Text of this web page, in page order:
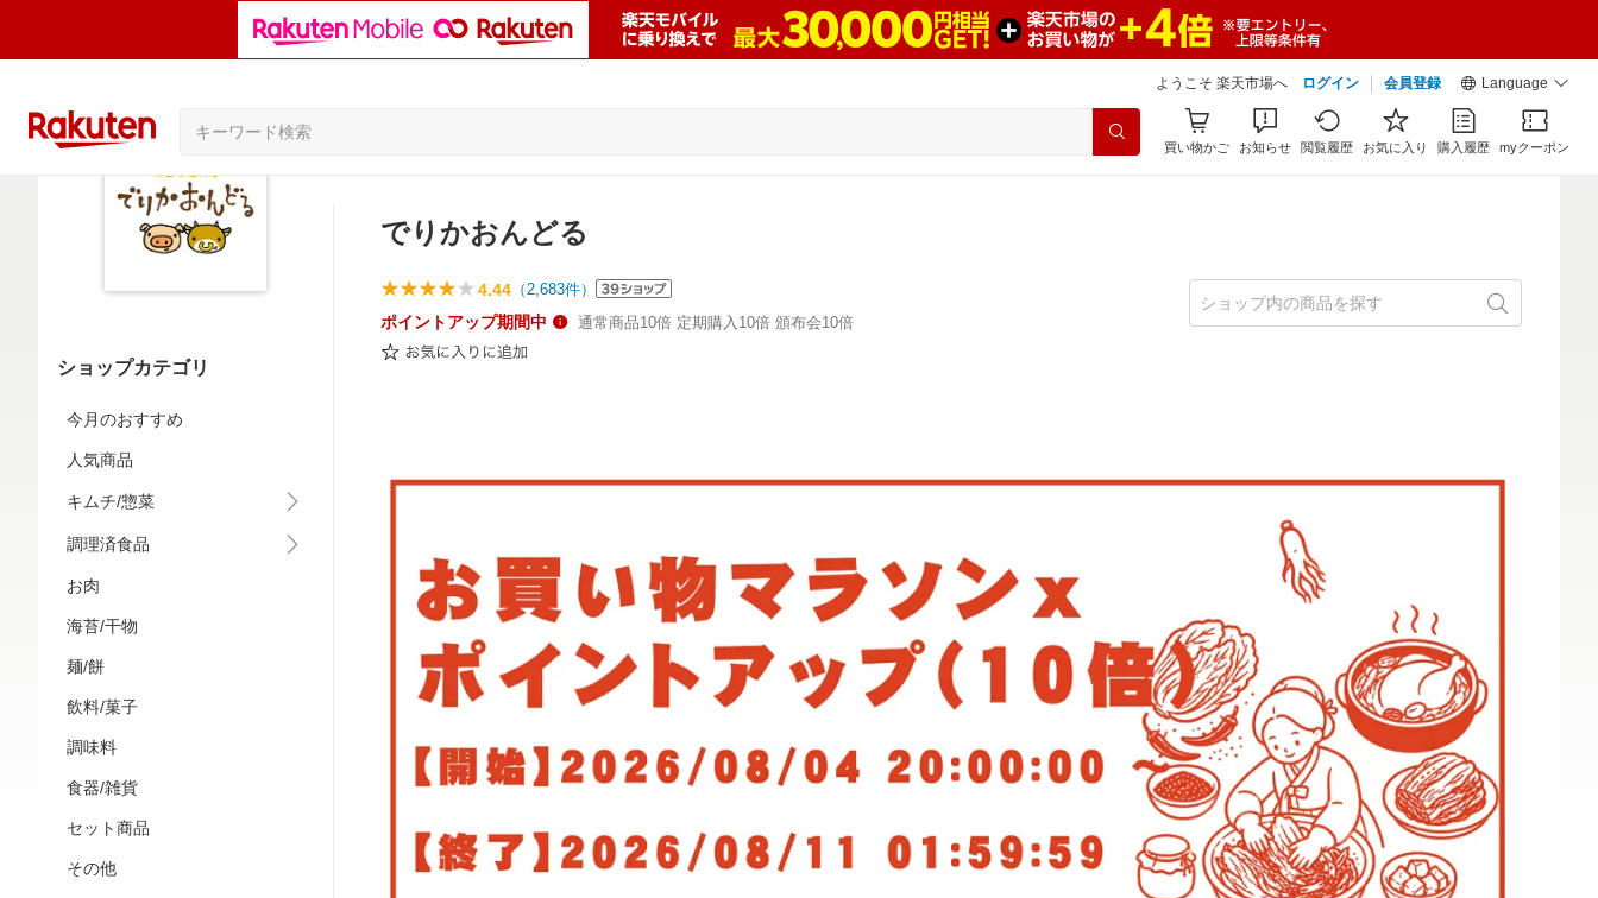
ようこそ 楽天市場へ ログイン 会員登録 Language
買い物かご お知らせ 閲覧履歴 お気に入り 購入履歴 myクーポン
ショップカテゴリ
今月のおすすめ
人気商品
キムチ/惣菜
調理済食品
お肉
海苔/干物
麺/餅
飲料/菓子
調味料
食器/雑貨
セット商品
その他
でりかおんどる
4.44 （2,683件）
ポイントアップ期間中 通常商品10倍 定期購入10倍 頒布会10倍